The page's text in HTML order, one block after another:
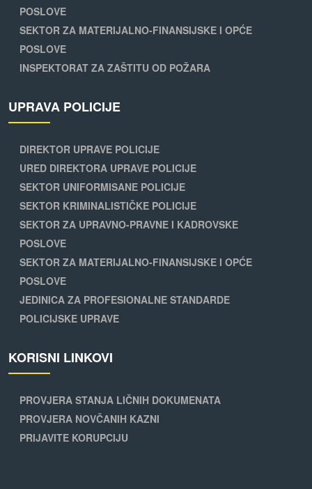
POSLOVE
SEKTOR ZA MATERIJALNO-FINANSIJSKE I OPĆE
POSLOVE
INSPEKTORAT ZA ZAŠTITU OD POŽARA
UPRAVA POLICIJE
DIREKTOR UPRAVE POLICIJE
URED DIREKTORA UPRAVE POLICIJE
SEKTOR UNIFORMISANE POLICIJE
SEKTOR KRIMINALISTIČKE POLICIJE
SEKTOR ZA UPRAVNO-PRAVNE I KADROVSKE
POSLOVE
SEKTOR ZA MATERIJALNO-FINANSIJSKE I OPĆE
POSLOVE
JEDINICA ZA PROFESIONALNE STANDARDE
POLICIJSKE UPRAVE
KORISNI LINKOVI
PROVJERA STANJA LIČNIH DOKUMENATA
PROVJERA NOVČANIH KAZNI
PRIJAVITE KORUPCIJU